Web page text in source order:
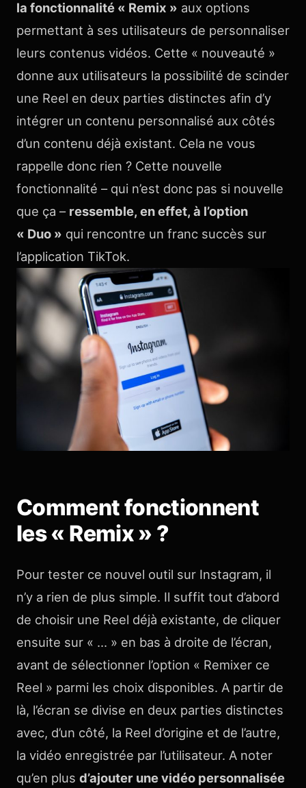
la fonctionnalité « Remix » aux options
permettant à ses utilisateurs de personnaliser
leurs contenus vidéos. Cette « nouveauté »
donne aux utilisateurs la possibilité de scinder
une Reel en deux parties distinctes afin d’y
intégrer un contenu personnalisé aux côtés
d’un contenu déjà existant. Cela ne vous
rappelle donc rien ? Cette nouvelle
fonctionnalité – qui n’est donc pas si nouvelle
que ça – ressemble, en effet, à l’option
« Duo » qui rencontre un franc succès sur
l’application TikTok.
Comment fonctionnent
les « Remix » ?
Pour tester ce nouvel outil sur Instagram, il
n’y a rien de plus simple. Il suffit tout d’abord
de choisir une Reel déjà existante, de cliquer
ensuite sur « … » en bas à droite de l’écran,
avant de sélectionner l’option « Remixer ce
Reel » parmi les choix disponibles. A partir de
là, l’écran se divise en deux parties distinctes
avec, d’un côté, la Reel d’origine et de l’autre,
la vidéo enregistrée par l’utilisateur. A noter
qu’en plus d’ajouter une vidéo personnalisée